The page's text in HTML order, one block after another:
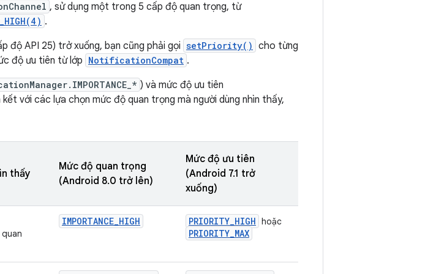
, sử dụng một trong 5 cấp độ quan trọng, từ
.
độ API 25) trở xuống, bạn cũng phải gọi setPriority() cho từng
độ ưu tiên từ lớp NotificationCompat .
) và mức độ ưu tiên
kết với các lựa chọn mức độ quan trọng mà người dùng nhìn thấy,
thấy
Mức độ quan trọng
(Android 8.0 trở lên)
Mức độ ưu tiên
(Android 7.1 trở
xuống)
IMPORTANCE_HIGH PRIORITY_HIGH hoặc
PRIORITY_MAX